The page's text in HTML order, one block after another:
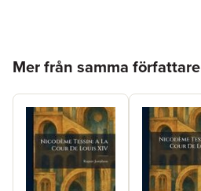
Mer från samma författare